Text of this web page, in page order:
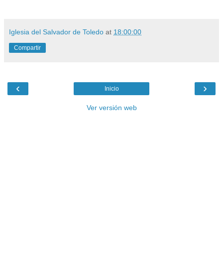
Iglesia del Salvador de Toledo at 18:00:00
Compartir
‹ ›
Inicio
Ver versión web